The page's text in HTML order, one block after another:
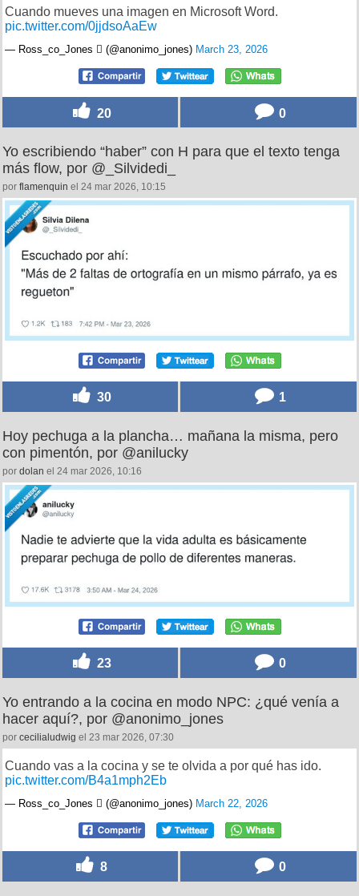
Cuando mueves una imagen en Microsoft Word.
pic.twitter.com/0jjdsoAaEw
— Ross_co_Jones  (@anonimo_jones) March 23, 2026
20 0
Yo escribiendo “haber” con H para que el texto tenga
más flow, por @_Silvidedi_
por flamenquin el 24 mar 2026, 10:15
30 1
Hoy pechuga a la plancha… mañana la misma, pero
con pimentón, por @anilucky
por dolan el 24 mar 2026, 10:16
23 0
Yo entrando a la cocina en modo NPC: ¿qué venía a
hacer aquí?, por @anonimo_jones
por cecilialudwig el 23 mar 2026, 07:30
Cuando vas a la cocina y se te olvida a por qué has ido.
pic.twitter.com/B4a1mph2Eb
— Ross_co_Jones  (@anonimo_jones) March 22, 2026
8 0